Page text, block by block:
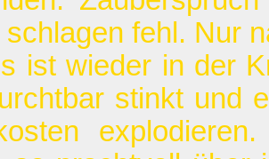
schlagen fehl. Nur
ist wieder in der
stinkt und